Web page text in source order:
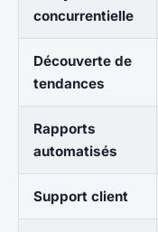
concurrentielle
Découverte de
tendances
Rapports
automatisés
Support client